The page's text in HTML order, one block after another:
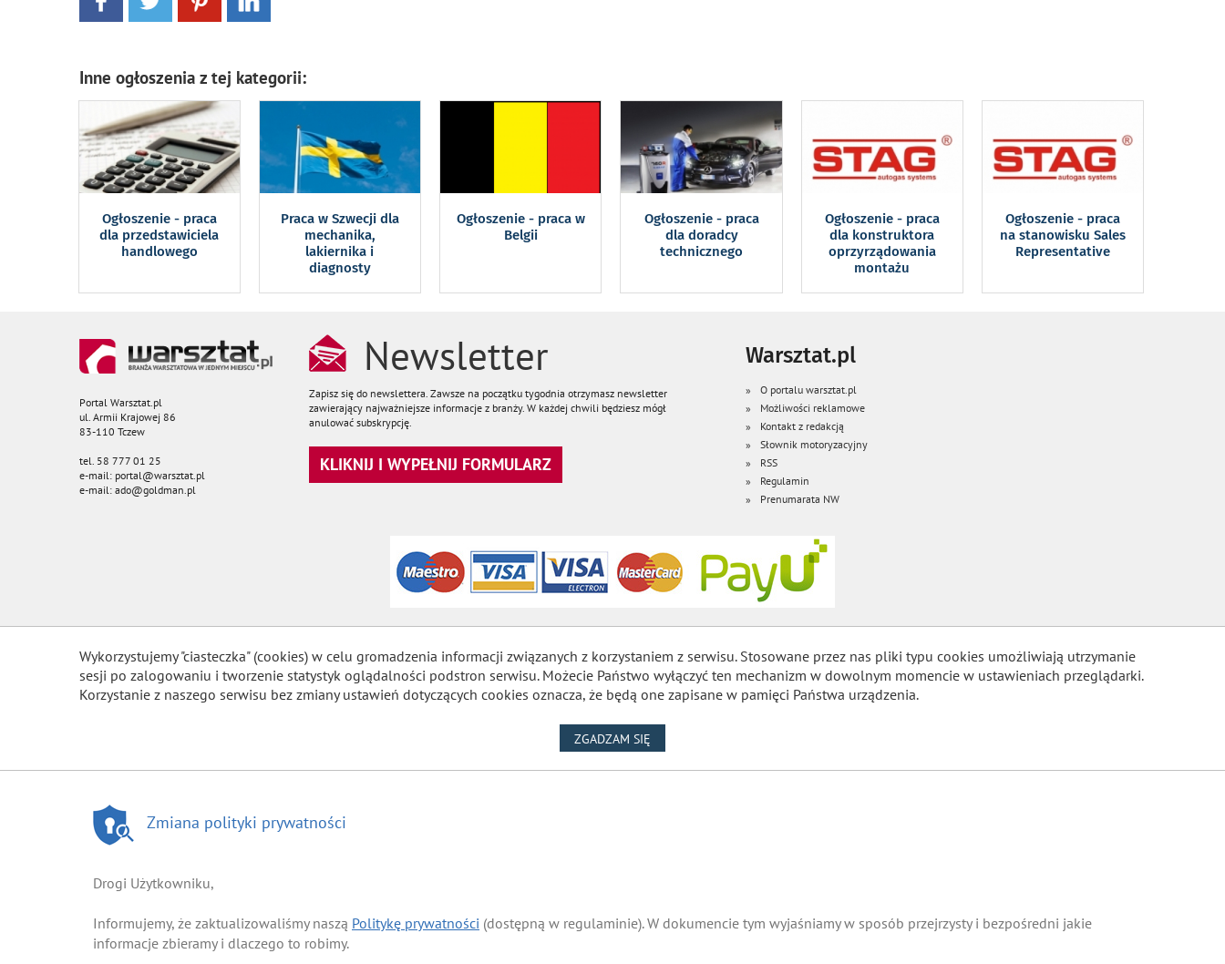
Inne ogłoszenia z tej kategorii:
Ogłoszenie - praca
dla przedstawiciela
handlowego
Praca w Szwecji dla
mechanika,
lakiernika i
diagnosty
Ogłoszenie - praca w
Belgii
Ogłoszenie - praca
dla doradcy
technicznego
Ogłoszenie - praca
dla konstruktora
oprzyrządowania
montażu
Ogłoszenie - praca
na stanowisku Sales
Representative
Portal Warsztat.pl
ul. Armii Krajowej 86
83-110 Tczew
tel. 58 777 01 25
e-mail: portal@warsztat.pl
e-mail: ado@goldman.pl
Newsletter
Zapisz się do newslettera. Zawsze na początku tygodnia otrzymasz newsletter
zawierający najważniejsze informacje z branży. W każdej chwili będziesz mógł
anulować subskrypcję.
KLIKNIJ I WYPEŁNIJ FORMULARZ
Warsztat.pl
O portalu warsztat.pl
Możliwości reklamowe
Kontakt z redakcją
Słownik motoryzacyjny
RSS
Regulamin
Prenumarata NW
Wykorzystujemy "ciasteczka" (cookies) w celu gromadzenia informacji związanych z korzystaniem z serwisu. Stosowane przez nas pliki typu cookies umożliwiają utrzymanie
sesji po zalogowaniu i tworzenie statystyk oglądalności podstron serwisu. Możecie Państwo wyłączyć ten mechanizm w dowolnym momencie w ustawieniach przeglądarki.
Korzystanie z naszego serwisu bez zmiany ustawień dotyczących cookies oznacza, że będą one zapisane w pamięci Państwa urządzenia.
ZGADZAM SIĘ
Zmiana polityki prywatności
Drogi Użytkowniku,
Informujemy, że zaktualizowaliśmy naszą Politykę prywatności (dostępną w regulaminie). W dokumencie tym wyjaśniamy w sposób przejrzysty i bezpośredni jakie
informacje zbieramy i dlaczego to robimy.